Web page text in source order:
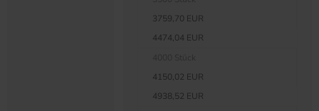
3759,70 EUR
4474,04 EUR
4150,02 EUR
4938,52 EUR